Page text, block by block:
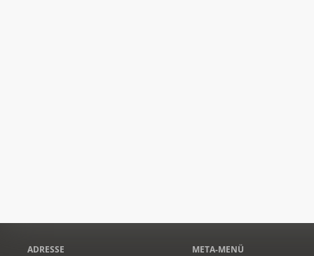
ADRESSE META-MENÜ